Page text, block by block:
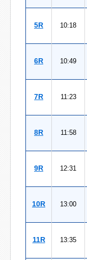
5R 10:18
6R 10:49
7R 11:23
8R 11:58
9R 12:31
10R 13:00
11R 13:35